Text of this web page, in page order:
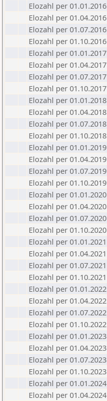
Elozahl per 01.01.2016
Elozahl per 01.04.2016
Elozahl per 01.07.2016
Elozahl per 01.10.2016
Elozahl per 01.01.2017
Elozahl per 01.04.2017
Elozahl per 01.07.2017
Elozahl per 01.10.2017
Elozahl per 01.01.2018
Elozahl per 01.04.2018
Elozahl per 01.07.2018
Elozahl per 01.10.2018
Elozahl per 01.01.2019
Elozahl per 01.04.2019
Elozahl per 01.07.2019
Elozahl per 01.10.2019
Elozahl per 01.01.2020
Elozahl per 01.04.2020
Elozahl per 01.07.2020
Elozahl per 01.10.2020
Elozahl per 01.01.2021
Elozahl per 01.04.2021
Elozahl per 01.07.2021
Elozahl per 01.10.2021
Elozahl per 01.01.2022
Elozahl per 01.04.2022
Elozahl per 01.07.2022
Elozahl per 01.10.2022
Elozahl per 01.01.2023
Elozahl per 01.04.2023
Elozahl per 01.07.2023
Elozahl per 01.10.2023
Elozahl per 01.01.2024
Elozahl per 01.04.2024